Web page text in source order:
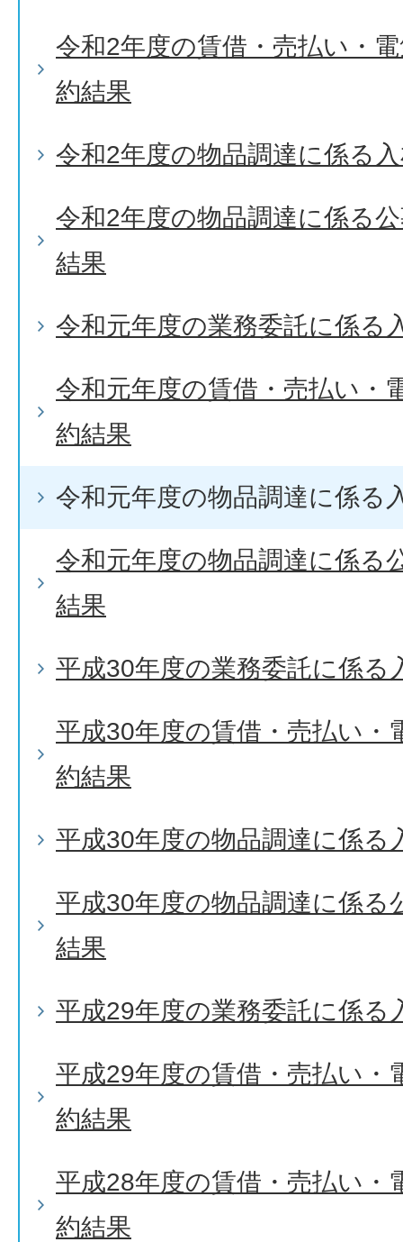
令和2年度の賃借・売払い・
約結果
令和2年度の物品調達に係る
令和2年度の物品調達に係る
結果
令和元年度の業務委託に係る
令和元年度の賃借・売払い・
約結果
令和元年度の物品調達に係る
令和元年度の物品調達に係る
結果
平成30年度の業務委託に係る
平成30年度の賃借・売払い・
約結果
平成30年度の物品調達に係る
平成30年度の物品調達に係る
結果
平成29年度の業務委託に係る
平成29年度の賃借・売払い・
約結果
平成28年度の賃借・売払い・
約結果